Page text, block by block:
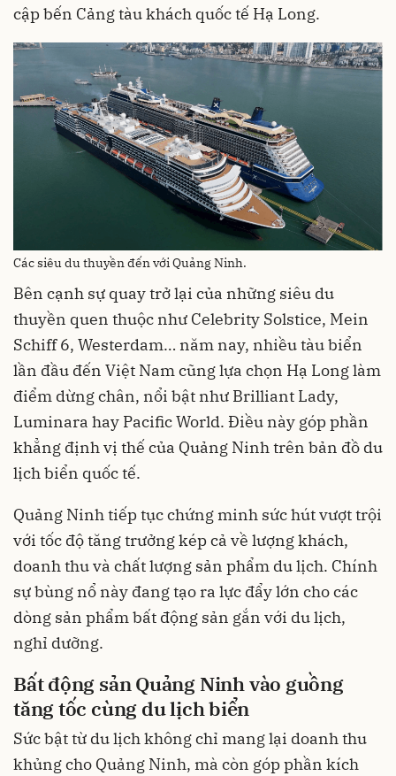
cập bến Cảng tàu khách quốc tế Hạ Long.
Các siêu du thuyền đến với Quảng Ninh.
Bên cạnh sự quay trở lại của những siêu du
thuyền quen thuộc như Celebrity Solstice, Mein
Schiff 6, Westerdam… năm nay, nhiều tàu biển
lần đầu đến Việt Nam cũng lựa chọn Hạ Long làm
điểm dừng chân, nổi bật như Brilliant Lady,
Luminara hay Pacific World. Điều này góp phần
khẳng định vị thế của Quảng Ninh trên bản đồ du
lịch biển quốc tế.
Quảng Ninh tiếp tục chứng minh sức hút vượt trội
với tốc độ tăng trưởng kép cả về lượng khách,
doanh thu và chất lượng sản phẩm du lịch. Chính
sự bùng nổ này đang tạo ra lực đẩy lớn cho các
dòng sản phẩm bất động sản gắn với du lịch,
nghỉ dưỡng.
Bất động sản Quảng Ninh vào guồng
tăng tốc cùng du lịch biển
Sức bật từ du lịch không chỉ mang lại doanh thu
khủng cho Quảng Ninh, mà còn góp phần kích